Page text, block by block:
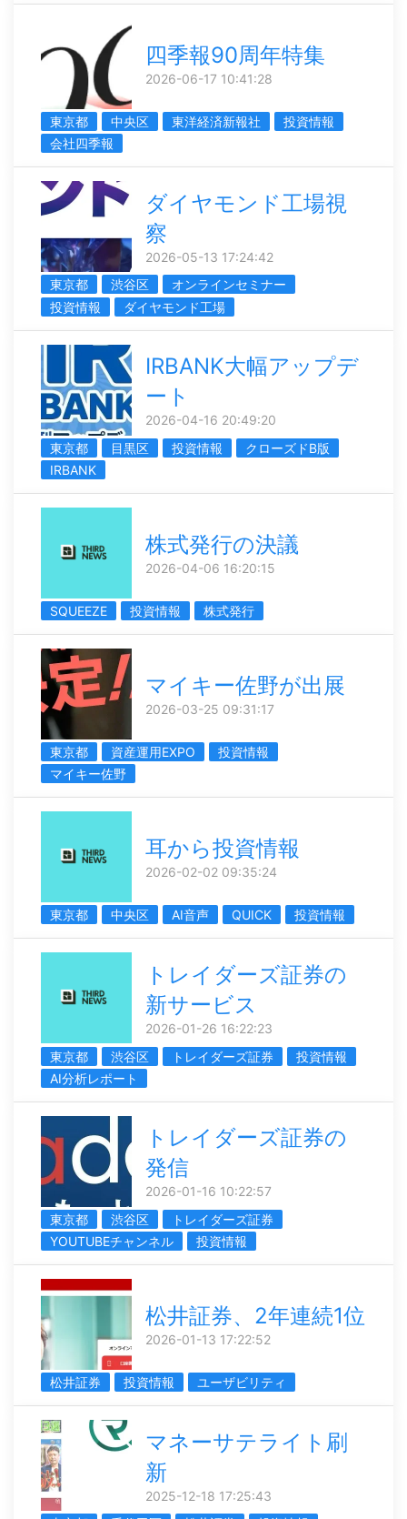
四季報90周年特集
2026-06-17 10:41:28
東京都 中央区 東洋経済新報社
投資情報
会社四季報
ダイヤモンド工場視
察
2026-05-13 17:24:42
東京都
渋谷区
オンラインセミナー
投資情報
ダイヤモンド工場
IRBANK大幅アップデ
ート
2026-04-16 20:49:20
東京都
目黒区 投資情報
クローズドΒ版
IRBANK
株式発行の決議
2026-04-06 16:20:15
SQUEEZE 投資情報 株式発行
マイキー佐野が出展
2026-03-25 09:31:17
東京都 資産運用EXPO
投資情報
マイキー佐野
耳から投資情報
2026-02-02 09:35:24
東京都 中央区 AI音声 QUICK 投資情報
トレイダーズ証券の
新サービス
2026-01-26 16:22:23
東京都
渋谷区 トレイダーズ証券
投資情報
AI分析レポート
トレイダーズ証券の
発信
2026-01-16 10:22:57
東京都
渋谷区
トレイダーズ証券
YOUTUBEチャンネル
投資情報
松井証券、2年連続1位
2026-01-13 17:22:52
松井証券 投資情報 ユーザビリティ
マネーサテライト刷
新
2025-12-18 17:25:43